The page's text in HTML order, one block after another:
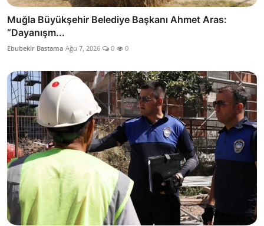
Muğla Büyükşehir Belediye Başkanı Ahmet Aras:
“Dayanışm...
Ebubekir Bastama Ağu 7, 2026 0 0